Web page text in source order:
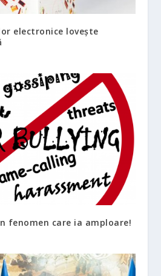
electronice lovește
fenomen care ia amploare!